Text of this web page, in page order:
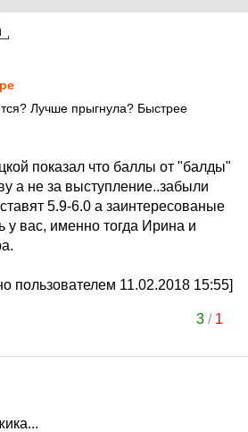
Лучше прыгнула? Быстрее
показал что баллы от "балды"
а не за выступление..забыли
5.9-6.0 а заинтересованые
у вас, именно тогда Ирина и
пользователем 11.02.2018 15:55]
3/ 1